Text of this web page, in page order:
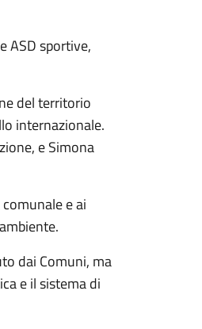
ASD sportive,
del territorio
internazionale.
e Simona
e ai
dai Comuni, ma
e il sistema di